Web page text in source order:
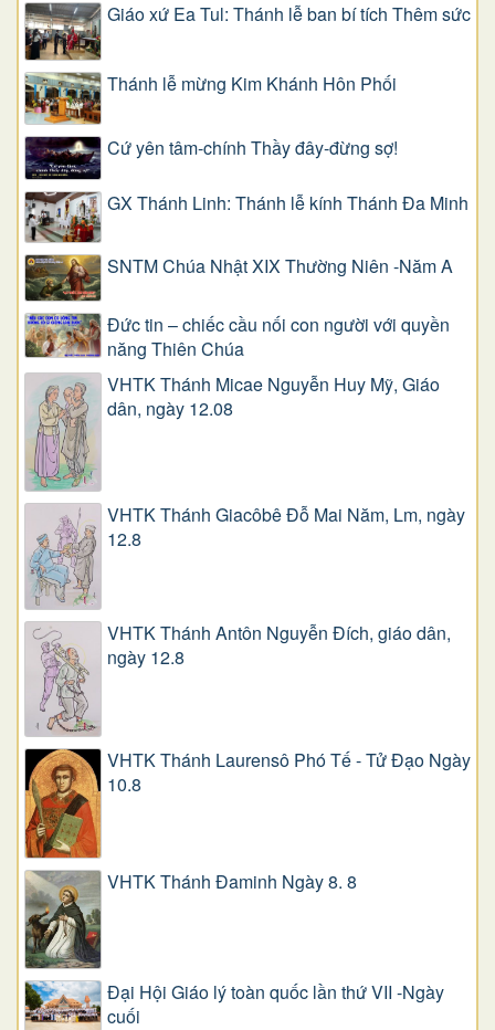
Giáo xứ Ea Tul: Thánh lễ ban bí tích Thêm sức
Thánh lễ mừng Kim Khánh Hôn Phối
Cứ yên tâm-chính Thầy đây-đừng sợ!
GX Thánh Linh: Thánh lễ kính Thánh Đa Minh
SNTM Chúa Nhật XIX Thường Niên -Năm A
Đức tin – chiếc cầu nối con người với quyền
năng Thiên Chúa
VHTK Thánh Micae Nguyễn Huy Mỹ, Giáo
dân, ngày 12.08
VHTK Thánh Giacôbê Ðỗ Mai Năm, Lm, ngày
12.8
VHTK Thánh Antôn Nguyễn Ðích, giáo dân,
ngày 12.8
VHTK Thánh Laurensô Phó Tế - Tử Đạo Ngày
10.8
VHTK Thánh Đaminh Ngày 8. 8
Đại Hội Giáo lý toàn quốc lần thứ VII -Ngày
cuối